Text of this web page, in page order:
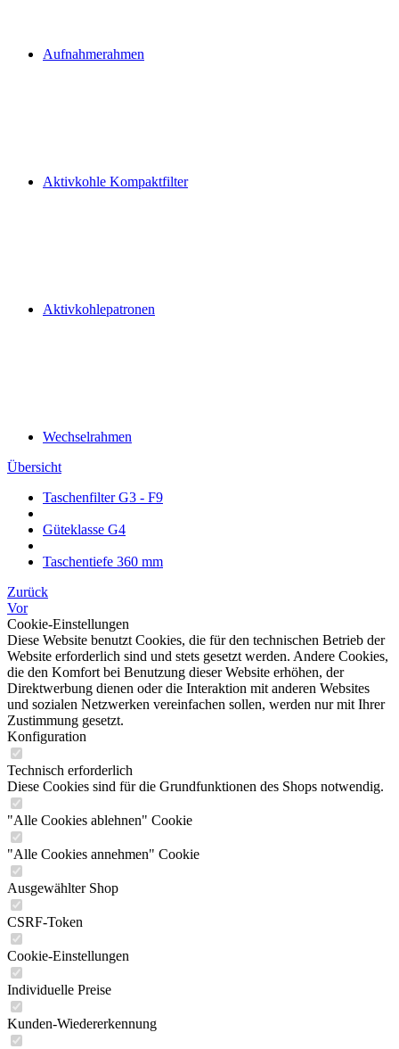
Aufnahmerahmen
Aktivkohle Kompaktfilter
Aktivkohlepatronen
Wechselrahmen
Übersicht
Taschenfilter G3 - F9
Güteklasse G4
Taschentiefe 360 mm
Zurück
Vor
Cookie-Einstellungen
Diese Website benutzt Cookies, die für den technischen Betrieb der
Website erforderlich sind und stets gesetzt werden. Andere Cookies,
die den Komfort bei Benutzung dieser Website erhöhen, der
Direktwerbung dienen oder die Interaktion mit anderen Websites
und sozialen Netzwerken vereinfachen sollen, werden nur mit Ihrer
Zustimmung gesetzt.
Konfiguration
Technisch erforderlich
Diese Cookies sind für die Grundfunktionen des Shops notwendig.
"Alle Cookies ablehnen" Cookie
"Alle Cookies annehmen" Cookie
Ausgewählter Shop
CSRF-Token
Cookie-Einstellungen
Individuelle Preise
Kunden-Wiedererkennung